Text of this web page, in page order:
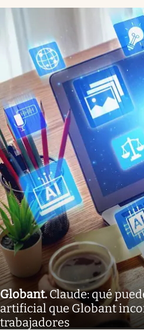
Globant.Claude: qué
artificial que Globant
trabajadores